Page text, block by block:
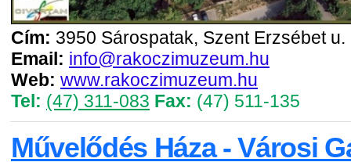
Cím: 3950 Sárospatak, Szent Erzsébet u.
Email: info@rakoczimuzeum.hu
Web: www.rakoczimuzeum.hu
Tel: (47) 311-083 Fax: (47) 511-135
Művelődés Háza - Városi